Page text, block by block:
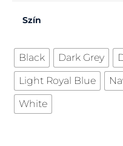
Szín
Black Dark Grey
Light Royal Blue
White